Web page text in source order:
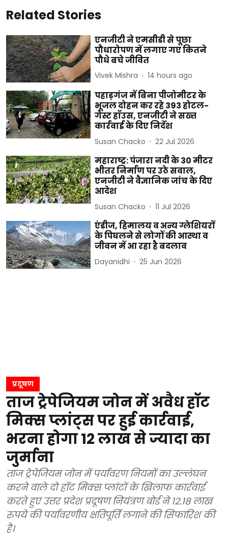
Related Stories
एनजीटी ने एमसीडी से पूछा
पौधारोपण में लगाए गए कितने
पौधे बचे जीवित
Vivek Mishra 14 hours ago
पहाड़गंज में बिना पीजोमीटर के
भूजल दोहन कर रहे 393 होटल-
गेस्ट हॉउस, एनजीटी ने सख्त
कार्रवाई के दिए निर्देश
Susan Chacko 22 Jul 2026
महाराष्ट्र: पंजारा नदी के 30 मीटर
भीतर निर्माण पर उठे सवाल,
एनजीटी ने वैज्ञानिक जांच के दिए
आदेश
Susan Chacko 11 Jul 2026
एंडीज, हिमालय व अन्य ग्लेशियरों
के पिघलने से लोगों की आस्था व
जीवन में आ रहा है बदलाव
Dayanidhi 25 Jun 2026
प्रदूषण
ताज ट्रेपेजियम जोन में अवैध हॉट
मिक्स प्लांट्स पर हुई कार्रवाई,
भरना होगा 12 लाख से ज्यादा का
जुर्माना
ताज ट्रेपेजियम जोन में पर्यावरण नियमों का उल्लंघन
करने वाले दो हॉट मिक्स प्लांटों के खिलाफ कार्रवाई
करते हुए उत्तर प्रदेश प्रदूषण नियंत्रण बोर्ड ने 12.18 लाख
रुपये की पर्यावरणीय क्षतिपूर्ति लगाने की सिफारिश की
है।